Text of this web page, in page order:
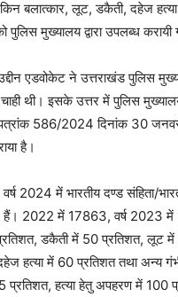
बलात्कार, लूट, डकैती, दहेज
पुलिस मुख्यालय द्वारा उपलब्ध
उद्दीन एडवोकेट ने उत्तराखंड पुलिस
थी। इसके उत्तर में पुलिस
586/2024 दिनांक 30
है।
2024 में भारतीय दण्ड संहिता/
2022 में 17863, वर्ष 2023 में
डकैती में 50 प्रतिशत,
हत्या में 60 प्रतिशत तथा अन्य
प्रतिशत, हत्या हेतु अपहरण में